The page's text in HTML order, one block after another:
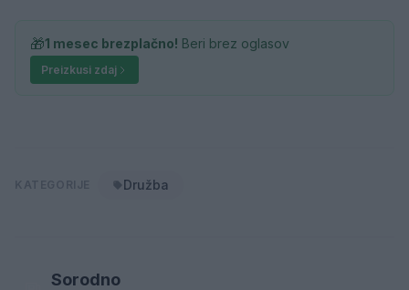
🎁1 mesec brezplačno! Beri brez oglasov
Preizkusi zdaj
Družba
Sorodno